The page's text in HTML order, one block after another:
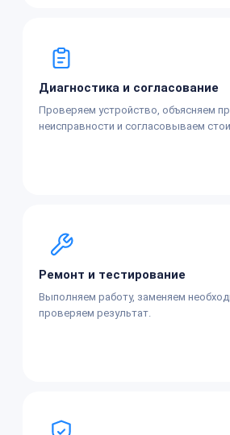
Диагностика и согласование
Проверяем устройство, объясняем
неисправности и согласовываем
Ремонт и тестирование
Выполняем работу, заменяем
проверяем результат.